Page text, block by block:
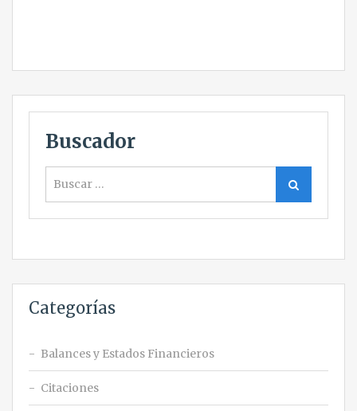
Buscador
Buscar
Categorías
Balances y Estados Financieros
Citaciones